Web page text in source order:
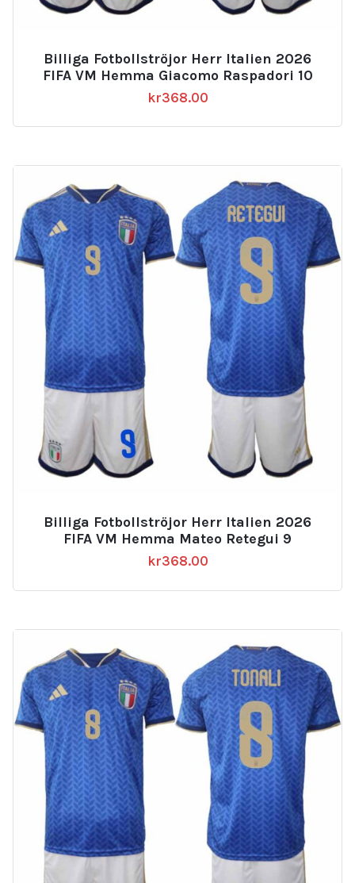
Billiga Fotbollströjor Herr Italien 2026
FIFA VM Hemma Giacomo Raspadori 10
kr368.00
Billiga Fotbollströjor Herr Italien 2026
FIFA VM Hemma Mateo Retegui 9
kr368.00